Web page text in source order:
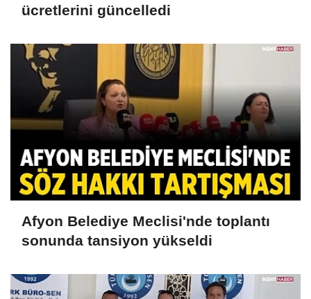
ücretlerini güncelledi
Afyon Belediye Meclisi'nde toplantı
sonunda tansiyon yükseldi